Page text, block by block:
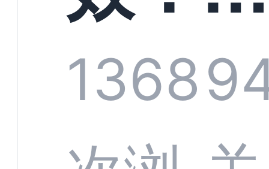
技何以
定义行
螂科技
1368